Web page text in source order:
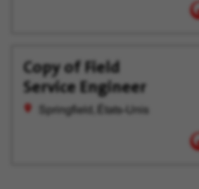
Copy of Field
Service Engineer
Springfield, États-Unis